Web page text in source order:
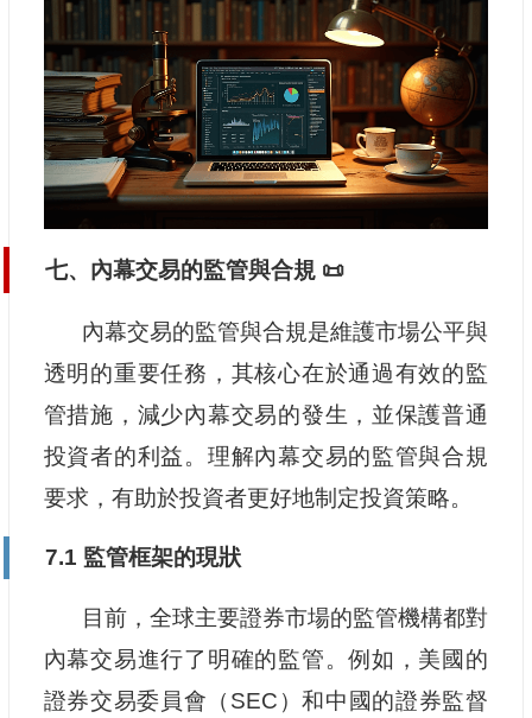
七、內幕交易的監管與合規 📜
內幕交易的監管與合規是維護市場公平與
透明的重要任務，其核心在於通過有效的監
管措施，減少內幕交易的發生，並保護普通
投資者的利益。理解內幕交易的監管與合規
要求，有助於投資者更好地制定投資策略。
7.1 監管框架的現狀
目前，全球主要證券市場的監管機構都對
內幕交易進行了明確的監管。例如，美國的
證券交易委員會（SEC）和中國的證券監督